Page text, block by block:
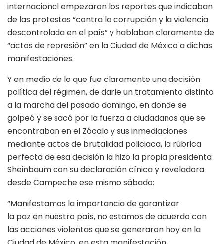
internacional empezaron los reportes que indicaban
de las protestas “contra la corrupción y la violencia
descontrolada en el país” y hablaban claramente de
“actos de represión” en la Ciudad de México a dichas
manifestaciones.
Y en medio de lo que fue claramente una decisión
política del régimen, de darle un tratamiento distinto
a la marcha del pasado domingo, en donde se
golpeó y se sacó por la fuerza a ciudadanos que se
encontraban en el Zócalo y sus inmediaciones
mediante actos de brutalidad policiaca, la rúbrica
perfecta de esa decisión la hizo la propia presidenta
Sheinbaum con su declaración cínica y reveladora
desde Campeche ese mismo sábado:
“Manifestamos la importancia de garantizar
la paz en nuestro país, no estamos de acuerdo con
las acciones violentas que se generaron hoy en la